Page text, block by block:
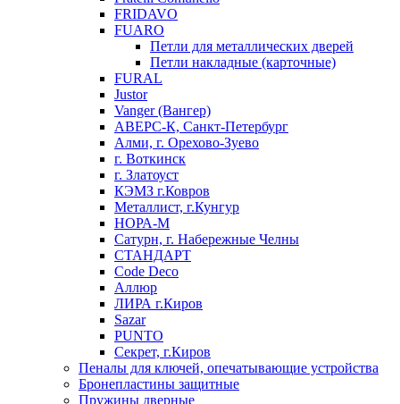
FRIDAVO
FUARO
Петли для металлических дверей
Петли накладные (карточные)
FURAL
Justor
Vanger (Вангер)
АВЕРС-К, Санкт-Петербург
Алми, г. Орехово-Зуево
г. Воткинск
г. Златоуст
КЭМЗ г.Ковров
Металлист, г.Кунгур
НОРА-М
Сатурн, г. Набережные Челны
СТАНДАРТ
Code Deco
Аллюр
ЛИРА г.Киров
Sazar
PUNTO
Секрет, г.Киров
Пеналы для ключей, опечатывающие устройства
Бронепластины защитные
Пружины дверные